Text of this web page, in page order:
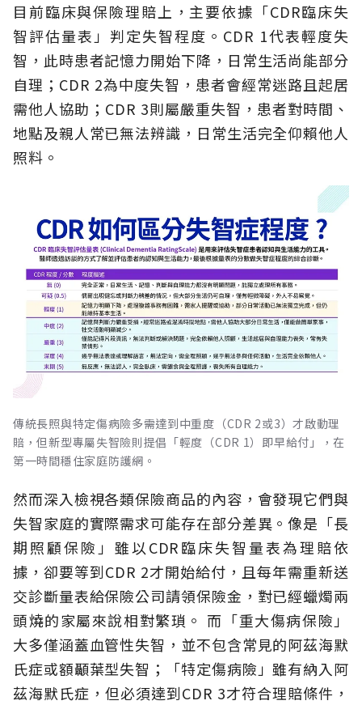
目前臨床與保險理賠上，主要依據「CDR臨床失
智評估量表」判定失智程度。CDR 1代表輕度失
智，此時患者記憶力開始下降，日常生活尚能部分
自理；CDR 2為中度失智，患者會經常迷路且起居
需他人協助；CDR 3則屬嚴重失智，患者對時間、
地點及親人常已無法辨識，日常生活完全仰賴他人
照料。
傳統長照與特定傷病險多需達到中重度（CDR 2或3）才啟動理
賠，但新型專屬失智險則提倡「輕度（CDR 1）即早給付」，在
第一時間穩住家庭防護網。
然而深入檢視各類保險商品的內容，會發現它們與
失智家庭的實際需求可能存在部分差異。像是「長
期照顧保險」雖以CDR臨床失智量表為理賠依
據，卻要等到CDR 2才開始給付，且每年需重新送
交診斷量表給保險公司請領保險金，對已經蠟燭兩
頭燒的家屬來說相對繁瑣。 而「重大傷病保險」
大多僅涵蓋血管性失智，並不包含常見的阿茲海默
氏症或額顳葉型失智；「特定傷病險」雖有納入阿
茲海默氏症，但必須達到CDR 3才符合理賠條件，